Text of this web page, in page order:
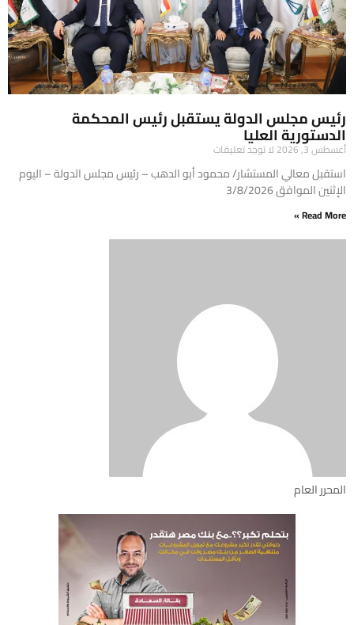
رئيس مجلس الدولة يستقبل رئيس المحكمة
الدستورية العليا
أغسطس 3, 2026 لا توجد تعليقات
استقبل معالي المستشار/ محمود أبو الدهب – رئيس مجلس الدولة – اليوم
الإثنين الموافق 3/8/2026
Read More »
المحرر العام